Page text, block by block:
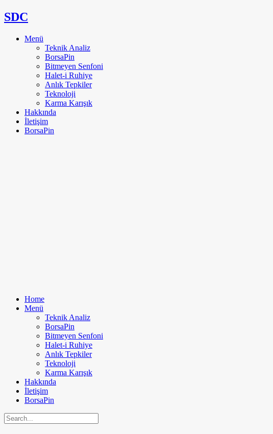
SDC
Menü
Teknik Analiz
BorsaPin
Bitmeyen Senfoni
Halet-i Ruhiye
Anlık Tepkiler
Teknoloji
Karma Karışık
Hakkında
İletişim
BorsaPin
Home
Menü
Teknik Analiz
BorsaPin
Bitmeyen Senfoni
Halet-i Ruhiye
Anlık Tepkiler
Teknoloji
Karma Karışık
Hakkında
İletişim
BorsaPin